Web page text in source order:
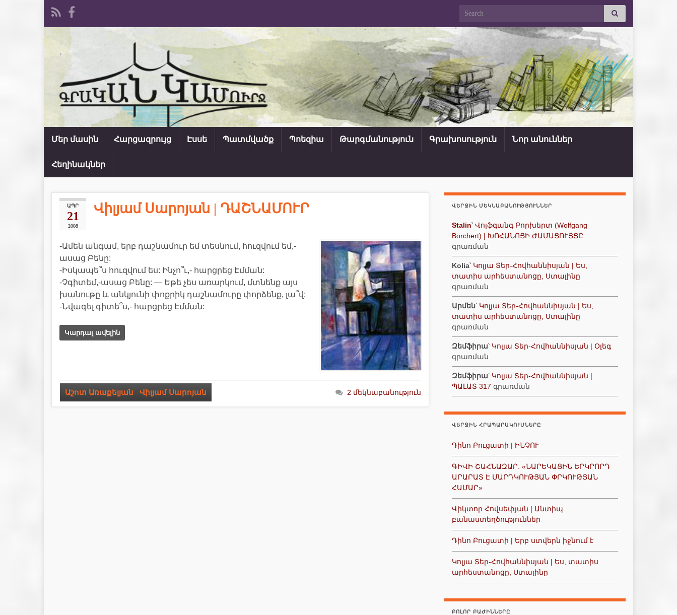
Search for:
Մեր մասին Հարցազրույց Էսսե Պատմվածք Պոեզիա Թարգմանություն Գրախոսություն Նոր անուններ
Հեղինակներ
ԱՊՐ
21
2008
Վիլյամ Սարոյան | ԴԱՇՆԱՄՈՒՐ
-Ամեն անգամ, երբ դաշնամուր եմ տեսնում, հուզվում եմ,-
ասաց Բենը:
-Իսկապե՞ս հուզվում ես: Ինչո՞ւ,- հարցրեց Էմման:
-Չգիտեմ,-ասաց Բենը: — Եթե չես առարկում, մտնենք այս
խանութը և անկյունի փոքրիկ դաշնամուրը փորձենք, լա՞վ:
-Նվագել գիտե՞ս,- հարցրեց Էմման:
Կարդալ ավելին
Աշոտ Առաքելյան Վիլյամ Սարոյան 2 մեկնաբանություն
ՎԵՐՋԻՆ ՄԵԿՆԱԲԱՆՈՒԹՅՈՒՆՆԵՐ
Stalin՝ Վոլֆգանգ Բորխերտ (Wolfgang
Borchert) | ԽՈՀԱՆՈՑԻ ԺԱՄԱՑՈՒՅՑԸ
գրառման
Kolia՝ Կոլյա Տեր-Հովհաննիսյան | Ես,
տատիս արհեստանոցը, Ստալինը
գրառման
Արմեն՝ Կոլյա Տեր-Հովհաննիսյան | Ես,
տատիս արհեստանոցը, Ստալինը
գրառման
Զեմֆիրա՝ Կոլյա Տեր-Հովհաննիսյան | Օլեգ
գրառման
Զեմֆիրա՝ Կոլյա Տեր-Հովհաննիսյան |
ՊԱԼԱՏ 317 գրառման
ՎԵՐՋԻՆ ՀՐԱՊԱՐԱԿՈՒՄՆԵՐԸ
Դինո Բուցատի | ԻՆՉՈՒ
ԳԻՎԻ ՇԱՀՆԱԶԱՐ. «ՆԱՐԵԿԱՑԻՆ ԵՐԿՐՈՐԴ
ԱՐԱՐԱՏ Է ՄԱՐԴԿՈՒԹՅԱՆ ՓՐԿՈՒԹՅԱՆ
ՀԱՄԱՐ»
Վիկտոր Հովսեփյան | Անտիպ
բանաստեղծություններ
Դինո Բուցատի | Երբ ստվերն իջնում է
Կոլյա Տեր-Հովհաննիսյան | Ես, տատիս
արհեստանոցը, Ստալինը
ԲՈԼՈՐ ԲԱԺԻՆՆԵՐԸ